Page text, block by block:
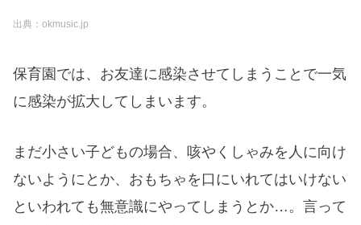
出典：okmusic.jp
保育園では、お友達に感染させてしまうことで一気
に感染が拡大してしまいます。
まだ小さい子どもの場合、咳やくしゃみを人に向け
ないようにとか、おもちゃを口にいれてはいけない
といわれても無意識にやってしまうとか…。言って